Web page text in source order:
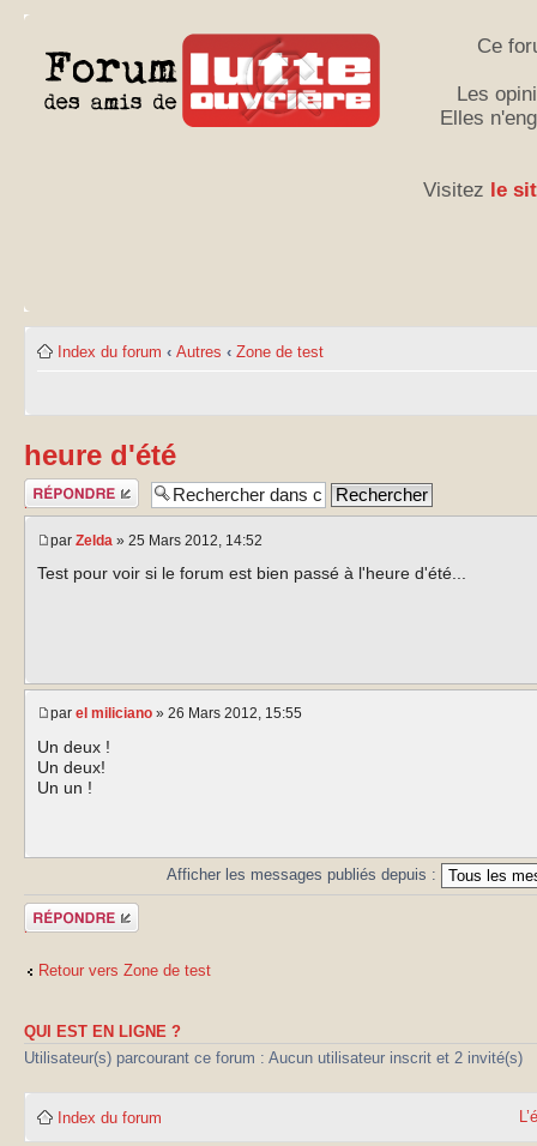
Ce
Les
Elles
Visitez le
Index du forum ‹ Autres ‹ Zone de test
heure d'été
Publier une
réponse
par Zelda » 25 Mars 2012, 14:52
Test pour voir si le forum est bien passé à l'heure d'été...
par el miliciano » 26 Mars 2012, 15:55
Un deux !
Un deux!
Un un !
Afficher les messages publiés depuis :
Publier une
réponse
Retour vers Zone de test
QUI EST EN LIGNE ?
Utilisateur(s) parcourant ce forum : Aucun utilisateur inscrit et 2 invité(s)
Index du forum